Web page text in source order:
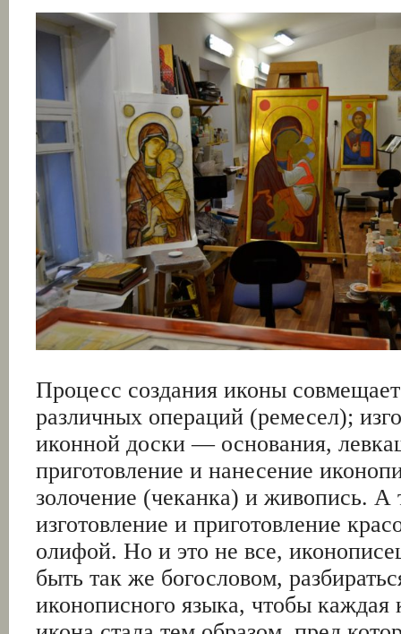
Процесс создания иконы
различных операций (ремесел);
иконной доски — основания,
приготовление и нанесение
золочение (чеканка) и живопись. А
изготовление и приготовление
олифой. Но и это не все,
быть так же богословом,
иконописного языка, чтобы каждая